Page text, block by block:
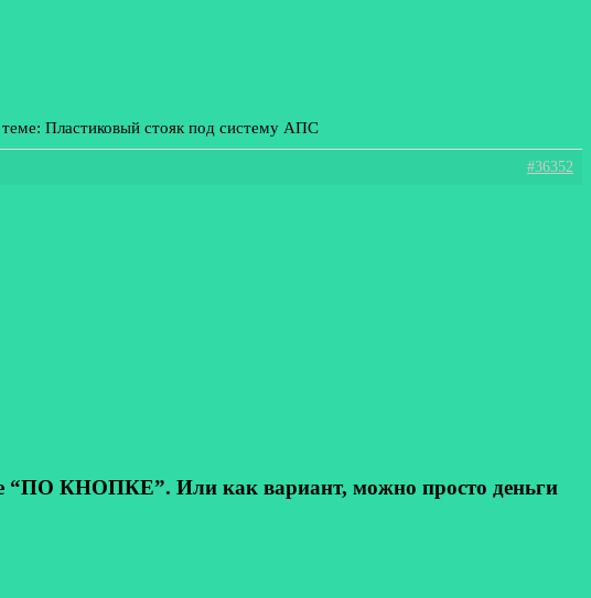
Пластиковый стояк под систему АПС
#36352
“ПО КНОПКЕ”. Или как вариант, можно просто деньги